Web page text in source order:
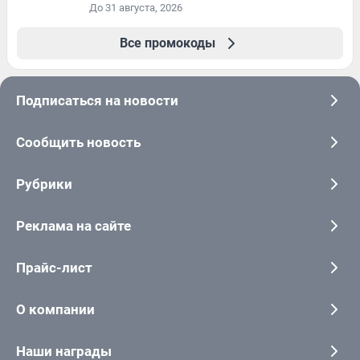
До 31 августа, 2026
Все промокоды
Подписаться на новости
Сообщить новость
Рубрики
Реклама на сайте
Прайс-лист
О компании
Наши награды